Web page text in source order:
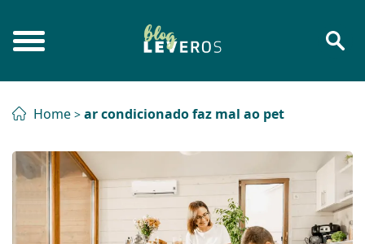
Home > ar condicionado faz mal ao pet